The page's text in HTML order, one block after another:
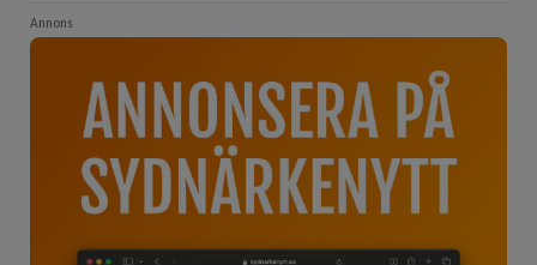
Annons